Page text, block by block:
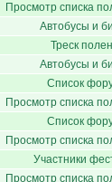
Просмотр списка
Автобусы и
Треск
Автобусы и
Список
Просмотр списка
Список
Просмотр списка
Участники
Просмотр списка